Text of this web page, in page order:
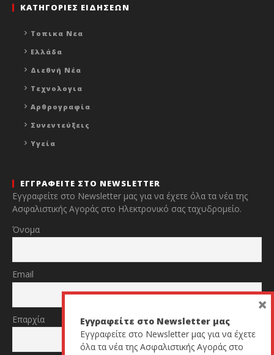
ΚΑΤΗΓΟΡΙΕΣ ΕΙΔΗΣΕΩΝ
Τοπικα Νεα
Ελλάδα
Διεθνή Νέα
Τεχνολογια
Αρθρογραφία
Συνεντεύξεις
Υγεία
ΕΓΓΡΑΦΕΙΤΕ ΣΤΟ NEWSLETTER
Εγγραφείτε στο Newsletter μας για να έχετε όλα τα νέα της
Ασφαλιστικής Αγοράς στο Ηλεκτρονικό σας ταχυδρομείο.
Όνομα
Email
Επαρχία
Εγγραφείτε στο Newsletter μας
Εγγραφείτε στο Newsletter μας για να έχετε
όλα τα νέα της Ασφαλιστικής Αγοράς στο
×